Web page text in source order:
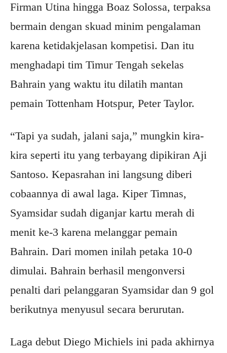
Firman Utina hingga Boaz Solossa, terpaksa
bermain dengan skuad minim pengalaman
karena ketidakjelasan kompetisi. Dan itu
menghadapi tim Timur Tengah sekelas
Bahrain yang waktu itu dilatih mantan
pemain Tottenham Hotspur, Peter Taylor.
“Tapi ya sudah, jalani saja,” mungkin kira-
kira seperti itu yang terbayang dipikiran Aji
Santoso. Kepasrahan ini langsung diberi
cobaannya di awal laga. Kiper Timnas,
Syamsidar sudah diganjar kartu merah di
menit ke-3 karena melanggar pemain
Bahrain. Dari momen inilah petaka 10-0
dimulai. Bahrain berhasil mengonversi
penalti dari pelanggaran Syamsidar dan 9 gol
berikutnya menyusul secara berurutan.
Laga debut Diego Michiels ini pada akhirnya